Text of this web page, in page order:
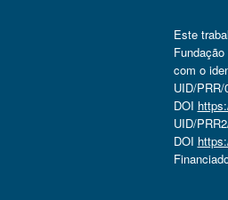
Este
com o
UID/
DOI
UID/
DOI